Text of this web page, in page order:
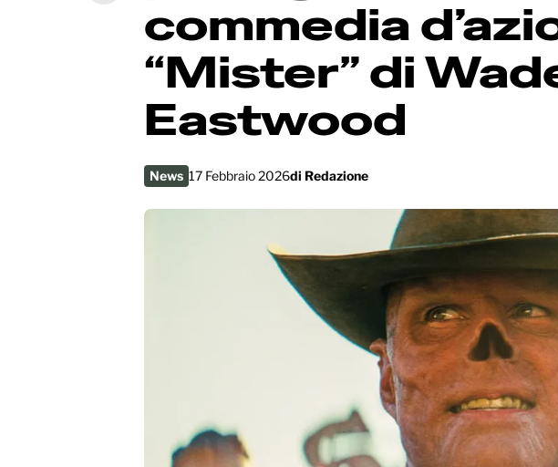
commedia
“Mister” di
Eastwood
News 17 Febbraio 2026di Redazione